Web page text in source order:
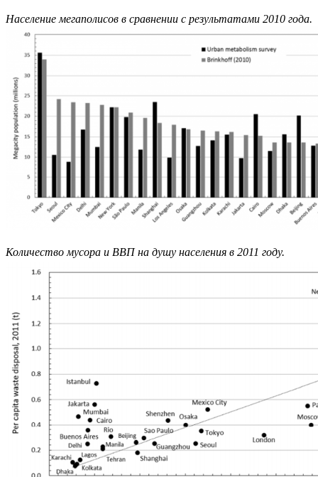
Население мегаполисов в сравнении с результатами 2010 года.
Количество мусора и ВВП на душу населения в 2011 году.